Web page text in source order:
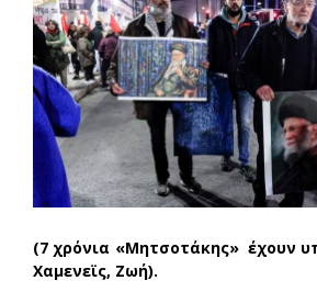
(7 χρόνια «Μητσοτάκης» έχουν
Χαμενεϊς, Zωή).